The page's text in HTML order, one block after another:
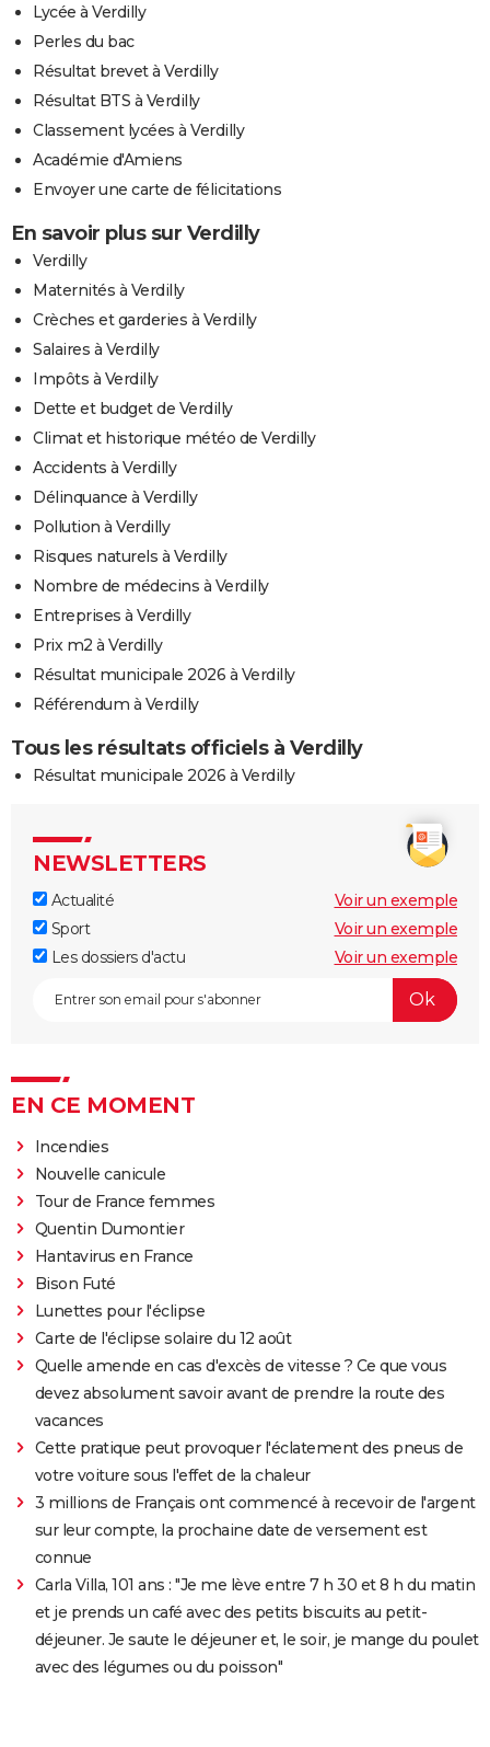
Lycée à Verdilly
Perles du bac
Résultat brevet à Verdilly
Résultat BTS à Verdilly
Classement lycées à Verdilly
Académie d'Amiens
Envoyer une carte de félicitations
En savoir plus sur Verdilly
Verdilly
Maternités à Verdilly
Crèches et garderies à Verdilly
Salaires à Verdilly
Impôts à Verdilly
Dette et budget de Verdilly
Climat et historique météo de Verdilly
Accidents à Verdilly
Délinquance à Verdilly
Pollution à Verdilly
Risques naturels à Verdilly
Nombre de médecins à Verdilly
Entreprises à Verdilly
Prix m2 à Verdilly
Résultat municipale 2026 à Verdilly
Référendum à Verdilly
Tous les résultats officiels à Verdilly
Résultat municipale 2026 à Verdilly
NEWSLETTERS
Actualité
Voir un exemple
Sport
Voir un exemple
Les dossiers d'actu
Voir un exemple
EN CE MOMENT
Incendies
Nouvelle canicule
Tour de France femmes
Quentin Dumontier
Hantavirus en France
Bison Futé
Lunettes pour l'éclipse
Carte de l'éclipse solaire du 12 août
Quelle amende en cas d'excès de vitesse ? Ce que vous
devez absolument savoir avant de prendre la route des
vacances
Cette pratique peut provoquer l'éclatement des pneus de
votre voiture sous l'effet de la chaleur
3 millions de Français ont commencé à recevoir de l'argent
sur leur compte, la prochaine date de versement est
connue
Carla Villa, 101 ans : "Je me lève entre 7 h 30 et 8 h du matin
et je prends un café avec des petits biscuits au petit-
déjeuner. Je saute le déjeuner et, le soir, je mange du poulet
avec des légumes ou du poisson"